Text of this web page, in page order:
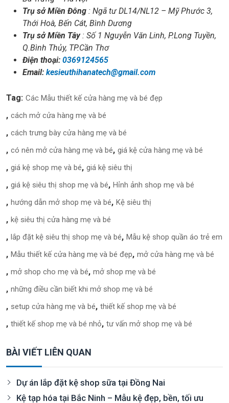
Trụ sở Miền Đông : Ngã tư DL14/NL12 – Mỹ Phước 3,
Thới Hoà, Bến Cát, Bình Dương
Trụ sở Miền Tây: Số 1 Nguyễn Văn Linh, P.Long Tuyền,
Q.Bình Thủy, TP.Cần Thơ
Điện thoại: 0369124565
Email: kesieuthihanatech@gmail.com
Tag: Các Mẫu thiết kế cửa hàng mẹ và bé đẹp
cách mở cửa hàng mẹ và bé
cách trưng bày cửa hàng mẹ và bé
có nên mở cửa hàng mẹ và bé giá kệ cửa hàng mẹ và bé
giá kệ shop mẹ và bé giá kệ siêu thị
giá kệ siêu thị shop mẹ và bé Hỉnh ảnh shop mẹ và bé
hướng dẫn mở shop mẹ và bé Kệ siêu thị
kệ siêu thị cửa hàng mẹ và bé
lắp đặt kệ siêu thị shop mẹ và bé Mẫu kệ shop quần áo trẻ em
Mẫu thiết kế cửa hàng mẹ và bé đẹp mở cửa hàng mẹ và bé
mở shop cho mẹ và bé mở shop mẹ và bé
những điều cần biết khi mở shop mẹ và bé
setup cửa hàng mẹ và bé thiết kế shop mẹ và bé
thiết kế shop mẹ và bé nhỏ tư vấn mở shop mẹ và bé
BÀI VIẾT LIÊN QUAN
Dự án lắp đặt kệ shop sữa tại Đồng Nai
Kệ tạp hóa tại Bắc Ninh – Mẫu kệ đẹp, bền, tối ưu